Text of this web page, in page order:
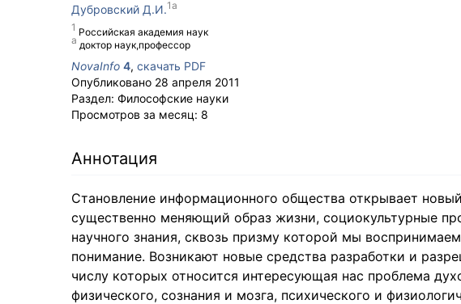
Дубровский Д.И.
Российская академия наук
доктор наук,профессор
NovaInfo 4, скачать PDF
Опубликовано 28 апреля 2011
Раздел: Философские науки
Просмотров за месяц: 8
Аннотация
Становление информационного общества открывает
существенно меняющий образ жизни, социокультурные
научного знания, сквозь призму которой мы
понимание. Возникают новые средства разработки и
числу которых относится интересующая нас проблема
физического, сознания и мозга, психического и